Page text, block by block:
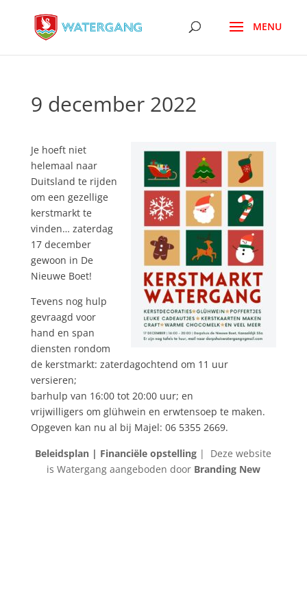
9 december 2022
Je hoeft niet
helemaal naar
Duitsland te rijden
om een gezellige
kerstmarkt te
vinden… zaterdag
17 december
gewoon in De
Nieuwe Boet!
Tevens nog hulp
gevraagd voor
hand en span
diensten rondom
de kerstmarkt: zaterdagochtend om 11 uur
versieren;
barhulp van 16:00 tot 20:00 uur; en
vrijwilligers om glühwein en erwtensoep te maken.
Opgeven kan nu al bij Majel: 06 5355 2669.
Beleidsplan | Financiële opstelling | Deze website
is Watergang aangeboden door Branding New